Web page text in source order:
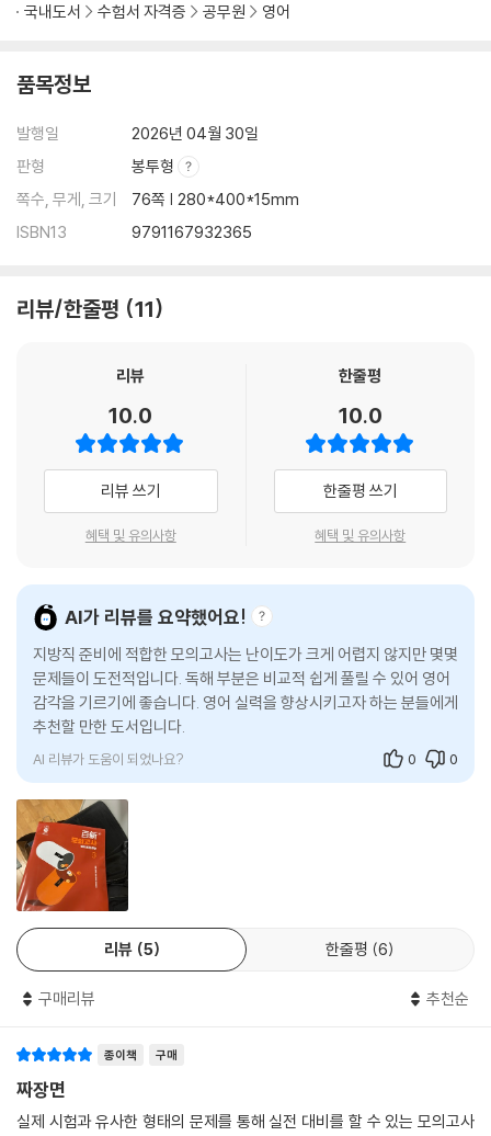
국내도서
수험서 자격증 공무원 영어
품목정보
발행일
2026년 04월 30일
판형
봉투형
쪽수, 무게, 크기
76쪽 | 280*400*15mm
ISBN13
9791167932365
리뷰/한줄평 11
리뷰
10.0
리뷰 쓰기
혜택 및 유의사항
한줄평
10.0
한줄평 쓰기
혜택 및 유의사항
AI가 리뷰를 요약했어요!
지방직 준비에 적합한 모의고사는 난이도가 크게 어렵지 않지만 몇몇
문제들이 도전적입니다. 독해 부분은 비교적 쉽게 풀릴 수 있어 영어
감각을 기르기에 좋습니다. 영어 실력을 향상시키고자 하는 분들에게
추천할 만한 도서입니다.
AI 리뷰가 도움이 되었나요? 0 0
리뷰 5 한줄평 6
구매리뷰 추천순
종이책 구매
짜장면
실제 시험과 유사한 형태의 문제를 통해 실전 대비를 할 수 있는 모의고사